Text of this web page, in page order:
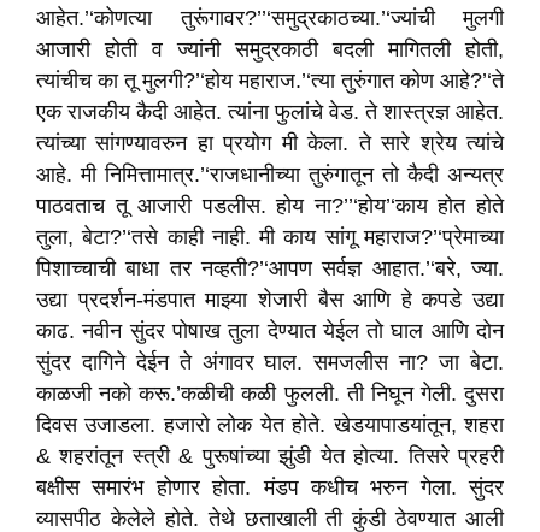
आहेत.’‘कोणत्या तुरूंगावर?’’‘समुद्रकाठच्या.’‘ज्यांची मुलगी
आजारी होती व ज्यांनी समुद्रकाठी बदली मागितली होती,
त्यांचीच का तू मुलगी?’‘होय महाराज.’‘त्या तुरुंगात कोण आहे?’‘ते
एक राजकीय कैदी आहेत. त्यांना फुलांचे वेड. ते शास्त्रज्ञ आहेत.
त्यांच्या सांगण्यावरुन हा प्रयोग मी केला. ते सारे श्रेय त्यांचे
आहे. मी निमित्तामात्र.’‘राजधानीच्या तुरुंगातून तो कैदी अन्यत्र
पाठवताच तू आजारी पडलीस. होय ना?’’‘होय’‘काय होत होते
तुला, बेटा?’‘तसे काही नाही. मी काय सांगू महाराज?’‘प्रेमाच्या
पिशाच्चाची बाधा तर नव्हती?’‘आपण सर्वज्ञ आहात.’‘बरे, ज्या.
उद्या प्रदर्शन-मंडपात माझ्या शेजारी बैस आणि हे कपडे उद्या
काढ. नवीन सुंदर पोषाख तुला देण्यात येईल तो घाल आणि दोन
सुंदर दागिने देईन ते अंगावर घाल. समजलीस ना? जा बेटा.
काळजी नको करू.’कळीची कळी फुलली. ती निघून गेली. दुसरा
दिवस उजाडला. हजारो लोक येत होते. खेडयापाडयांतून, शहरा
& शहरांतून स्त्री & पुरूषांच्या झुंडी येत होत्या. तिसरे प्रहरी
बक्षीस समारंभ होणार होता. मंडप कधीच भरुन गेला. सुंदर
व्यासपीठ केलेले होते. तेथे छताखाली ती कुंडी ठेवण्यात आली